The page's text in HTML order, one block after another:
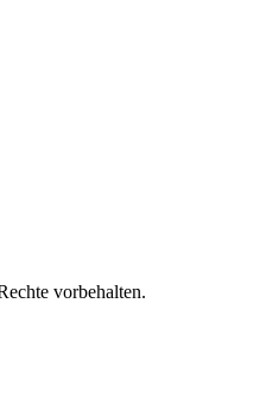
vorbehalten.